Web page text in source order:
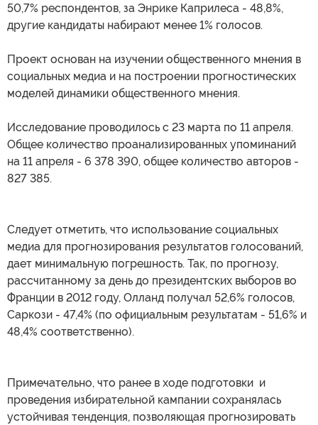
50,7% респондентов, за Энрике Каприлеса - 48,8%,
другие кандидаты набирают менее 1% голосов.
Проект основан на изучении общественного мнения в
социальных медиа и на построении прогностических
моделей динамики общественного мнения.
Исследование проводилось с 23 марта по 11 апреля.
Общее количество проанализированных упоминаний
на 11 апреля - 6 378 390, общее количество авторов -
827 385.
Следует отметить, что использование социальных
медиа для прогнозирования результатов голосований,
дает минимальную погрешность. Так, по прогнозу,
рассчитанному за день до президентских выборов во
Франции в 2012 году, Олланд получал 52,6% голосов,
Саркози - 47,4% (по официальным результатам - 51,6% и
48,4% соответственно).
Примечательно, что ранее в ходе подготовки и
проведения избирательной кампании сохранялась
устойчивая тенденция, позволяющая прогнозировать